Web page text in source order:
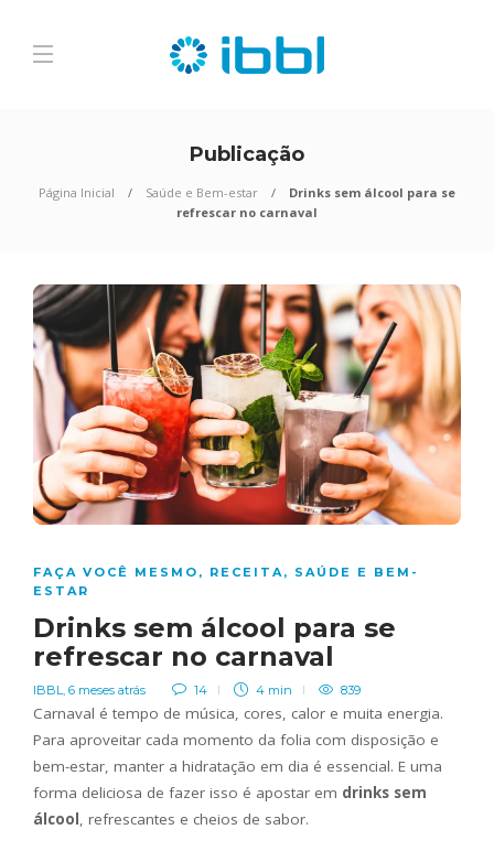
Publicação
Página Inicial Saúde e Bem-estar
Drinks sem álcool para se
refrescar no carnaval
FAÇA VOCÊ MESMO , RECEITA, SAÚDE E BEM-
ESTAR
Drinks sem álcool para se
refrescar no carnaval
IBBL, 6 meses atrás 14 4 min 839
Carnaval é tempo de música, cores, calor e muita energia.
Para aproveitar cada momento da folia com disposição e
bem-estar, manter a hidratação em dia é essencial. E uma
forma deliciosa de fazer isso é apostar em drinks sem
álcool, refrescantes e cheios de sabor.